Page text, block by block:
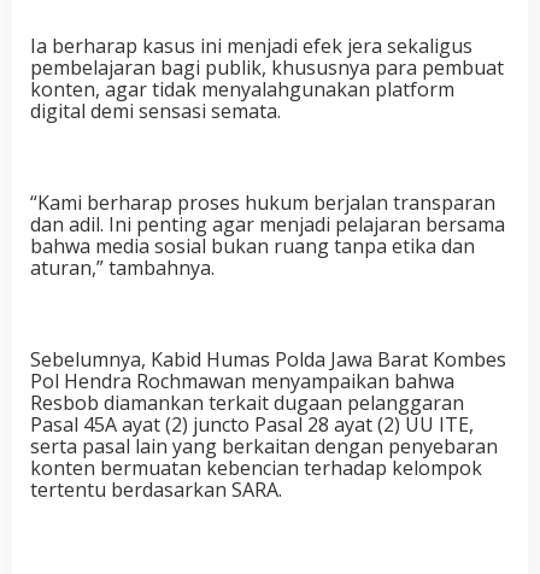
Ia berharap kasus ini menjadi efek jera sekaligus
pembelajaran bagi publik, khususnya para pembuat
konten, agar tidak menyalahgunakan platform
digital demi sensasi semata.
“Kami berharap proses hukum berjalan transparan
dan adil. Ini penting agar menjadi pelajaran bersama
bahwa media sosial bukan ruang tanpa etika dan
aturan,” tambahnya.
Sebelumnya, Kabid Humas Polda Jawa Barat Kombes
Pol Hendra Rochmawan menyampaikan bahwa
Resbob diamankan terkait dugaan pelanggaran
Pasal 45A ayat (2) juncto Pasal 28 ayat (2) UU ITE,
serta pasal lain yang berkaitan dengan penyebaran
konten bermuatan kebencian terhadap kelompok
tertentu berdasarkan SARA.